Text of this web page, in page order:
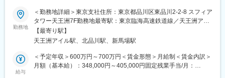
Art Direction/Motion/Designの3つのチームで構成されています。
アートディレクター、Webデザイナー、グラフィックデザイナ
ー、空間デザイナー、イラストレーター、3DCGデザイナー、モ
ーションデザイナー等が在籍しています。
■評価制度
当社の評価制度は、新たに入社していただいた方の成長も考えた
■業務内容
ワントゥーテンは空間全体を「体験」として捉え、デジタルとリ
アルを融合した空間デザインを強化し、より多様な提案を行って
います。商業施設、展示場、都市空間、メタバースなど、さまざ
まなフィールドで体験全体をデザインし、空間演出をリードでき
る空間デザイナーを募集します。図面をもとに3Dパースの作成が
できる方を歓迎します。
＜具体的には＞
勤務地
＜勤務地詳細＞東京支社住所：東京都品川区東品川2-2-8 スフィア
タワー天王洲7F勤務地最寄駅：東京臨海高速鉄道線／天王洲アイ
ル駅受動喫煙対策：屋内全面禁煙変更の範囲：会社の定める事業
所（リモートワーク含む）
【最寄り駅】
天王洲アイル駅、北品川駅、新馬場駅
給与
＜予定年収＞600万円～700万円＜賃金形態＞月給制＜賃金内訳＞
月額（基本給）：348,000円～405,000円固定残業手当/月：